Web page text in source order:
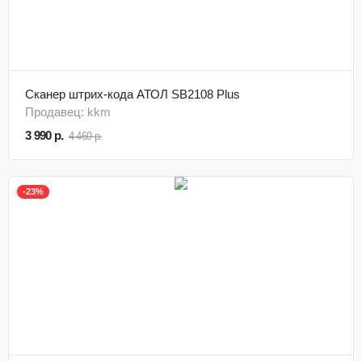
Сканер штрих-кода АТОЛ SB2108 Plus
Продавец: kkm
3 990 р. 4 469 р.
-23%